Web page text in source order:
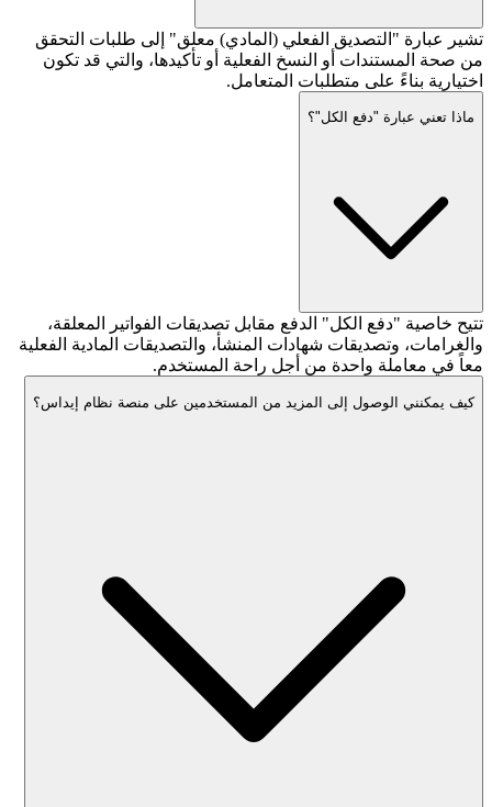
تشير عبارة "التصديق الفعلي (المادي) معلق" إلى طلبات التحقق
من صحة المستندات أو النسخ الفعلية أو تأكيدها، والتي قد تكون
اختيارية بناءً على متطلبات المتعامل.
ماذا تعني عبارة "دفع الكل"؟
تتيح خاصية "دفع الكل" الدفع مقابل تصديقات الفواتير المعلقة،
والغرامات، وتصديقات شهادات المنشأ، والتصديقات المادية الفعلية
معاً في معاملة واحدة من أجل راحة المستخدم.
كيف يمكنني الوصول إلى المزيد من المستخدمين على منصة نظام إيداس؟